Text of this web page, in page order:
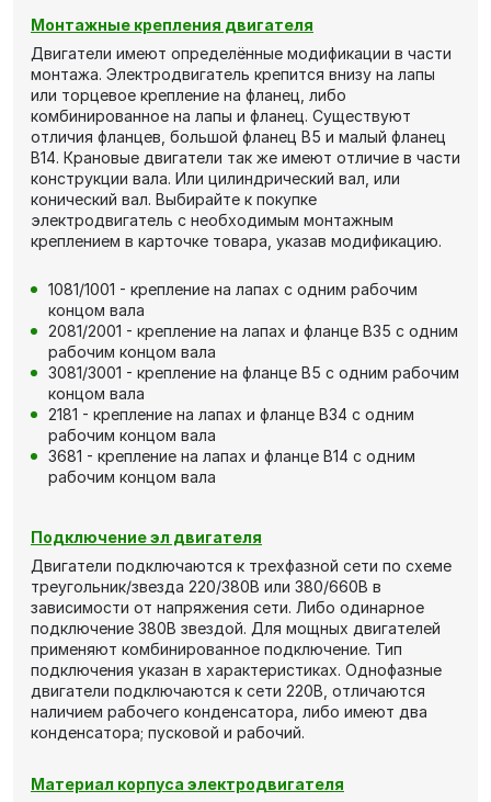
Монтажные крепления двигателя
Двигатели имеют определённые модификации в части
монтажа. Электродвигатель крепится внизу на лапы
или торцевое крепление на фланец, либо
комбинированное на лапы и фланец. Существуют
отличия фланцев, большой фланец В5 и малый фланец
В14. Крановые двигатели так же имеют отличие в части
конструкции вала. Или цилиндрический вал, или
конический вал. Выбирайте к покупке
электродвигатель с необходимым монтажным
креплением в карточке товара, указав модификацию.
1081/1001 - крепление на лапах с одним рабочим
концом вала
2081/2001 - крепление на лапах и фланце В35 с одним
рабочим концом вала
3081/3001 - крепление на фланце В5 с одним рабочим
концом вала
2181 - крепление на лапах и фланце В34 с одним
рабочим концом вала
3681 - крепление на лапах и фланце В14 с одним
рабочим концом вала
Подключение эл двигателя
Двигатели подключаются к трехфазной сети по схеме
треугольник/звезда 220/380В или 380/660В в
зависимости от напряжения сети. Либо одинарное
подключение 380В звездой. Для мощных двигателей
применяют комбинированное подключение. Тип
подключения указан в характеристиках. Однофазные
двигатели подключаются к сети 220В, отличаются
наличием рабочего конденсатора, либо имеют два
конденсатора; пусковой и рабочий.
Материал корпуса электродвигателя